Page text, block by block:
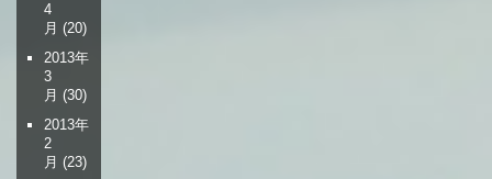
4
月 (20)
2013年
3
月 (30)
2013年
2
月 (23)